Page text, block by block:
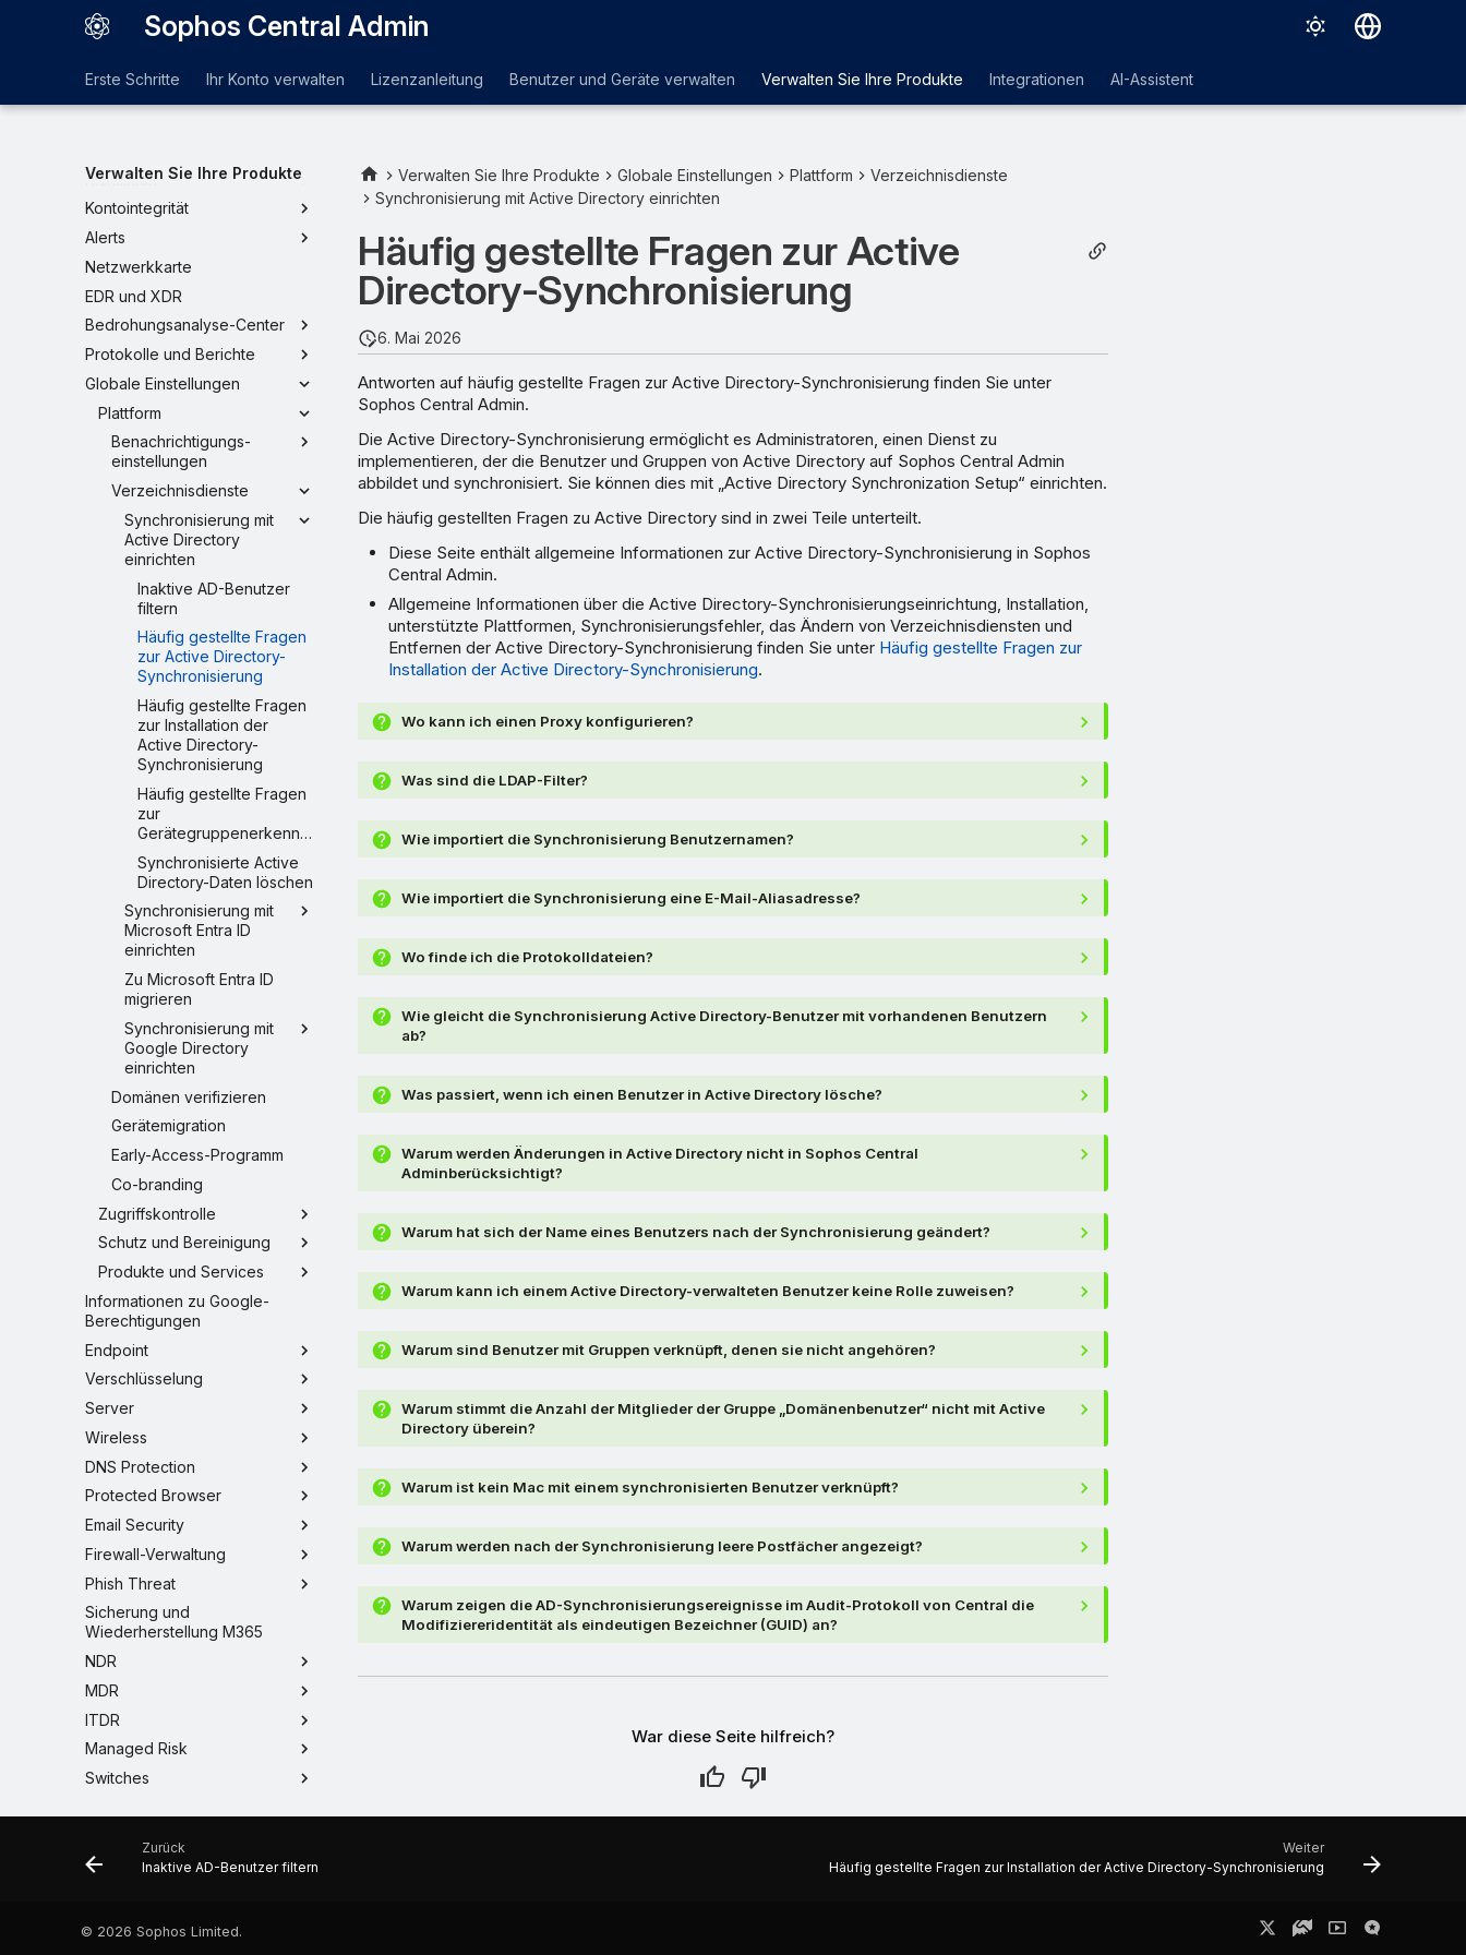
Sophos Central Admin
Erste Schritte Ihr Konto verwalten Lizenzanleitung Benutzer und Geräte verwalten Verwalten Sie Ihre Produkte Integrationen AI-Assistent
Verwalten Sie Ihre Produkte
Richtlinien
Kontointegrität
Alerts
Netzwerkkarte
EDR und XDR
Bedrohungsanalyse-Center
Protokolle und Berichte
Globale Einstellungen
Plattform
Benachrichtigungs-
einstellungen
Verzeichnisdienste
Synchronisierung mit
Active Directory
einrichten
Inaktive AD-Benutzer
filtern
Häufig gestellte Fragen
zur Active Directory-
Synchronisierung
Häufig gestellte Fragen
zur Installation der
Active Directory-
Synchronisierung
Häufig gestellte Fragen
zur
Gerätegruppenerkennung
Synchronisierte Active
Directory-Daten löschen
Synchronisierung mit
Microsoft Entra ID
einrichten
Zu Microsoft Entra ID
migrieren
Synchronisierung mit
Google Directory
einrichten
Domänen verifizieren
Gerätemigration
Early-Access-Programm
Co-branding
Zugriffskontrolle
Schutz und Bereinigung
Produkte und Services
Informationen zu Google-
Berechtigungen
Endpoint
Verschlüsselung
Server
Wireless
DNS Protection
Protected Browser
Email Security
Firewall-Verwaltung
Phish Threat
Sicherung und
Wiederherstellung M365
NDR
MDR
ITDR
Managed Risk
Switches
Mobile
Verwalten Sie Ihre Produkte Globale Einstellungen Plattform
Verzeichnisdienste
Synchronisierung mit Active Directory einrichten
Häufig gestellte Fragen zur Active
Directory-Synchronisierung
6. Mai 2026
Antworten auf häufig gestellte Fragen zur Active Directory-Synchronisierung finden Sie unter
Sophos Central Admin.
Die Active Directory-Synchronisierung ermöglicht es Administratoren, einen Dienst zu
implementieren, der die Benutzer und Gruppen von Active Directory auf Sophos Central Admin
abbildet und synchronisiert. Sie können dies mit „Active Directory Synchronization Setup“ einrichten.
Die häufig gestellten Fragen zu Active Directory sind in zwei Teile unterteilt.
Diese Seite enthält allgemeine Informationen zur Active Directory-Synchronisierung in Sophos
Central Admin.
Allgemeine Informationen über die Active Directory-Synchronisierungseinrichtung, Installation,
unterstützte Plattformen, Synchronisierungsfehler, das Ändern von Verzeichnisdiensten und
Entfernen der Active Directory-Synchronisierung finden Sie unter Häufig gestellte Fragen zur
Installation der Active Directory-Synchronisierung.
Wo kann ich einen Proxy konfigurieren?
Was sind die LDAP-Filter?
Wie importiert die Synchronisierung Benutzernamen?
Wie importiert die Synchronisierung eine E-Mail-Aliasadresse?
Wo finde ich die Protokolldateien?
Wie gleicht die Synchronisierung Active Directory-Benutzer mit vorhandenen Benutzern
ab?
Was passiert, wenn ich einen Benutzer in Active Directory lösche?
Warum werden Änderungen in Active Directory nicht in Sophos Central
Adminberücksichtigt?
Warum hat sich der Name eines Benutzers nach der Synchronisierung geändert?
Warum kann ich einem Active Directory-verwalteten Benutzer keine Rolle zuweisen?
Warum sind Benutzer mit Gruppen verknüpft, denen sie nicht angehören?
Warum stimmt die Anzahl der Mitglieder der Gruppe „Domänenbenutzer“ nicht mit Active
Directory überein?
Warum ist kein Mac mit einem synchronisierten Benutzer verknüpft?
Warum werden nach der Synchronisierung leere Postfächer angezeigt?
Warum zeigen die AD-Synchronisierungsereignisse im Audit-Protokoll von Central die
Modifiziereridentität als eindeutigen Bezeichner (GUID) an?
War diese Seite hilfreich?
Zurück
Inaktive AD-Benutzer filtern
Weiter
Häufig gestellte Fragen zur Installation der Active Directory-Synchronisierung
© 2026 Sophos Limited.